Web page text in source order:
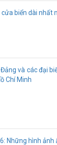
biển dài nhất
và các đại
Chí Minh
Những hình